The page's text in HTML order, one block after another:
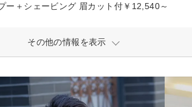
ー＋シェービング 眉カット付￥12,540～
その他の情報を表示